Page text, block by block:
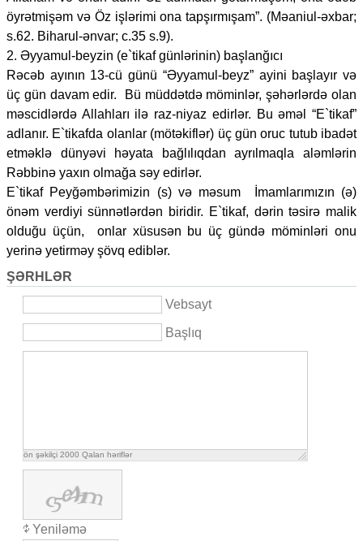
öyrətmişəm və Öz işlərimi ona tapşırmışam”. (Məaniul-əxbar;
s.62. Biharul-ənvar; c.35 s.9).
2. Əyyamul-beyzin (e`tikaf günlərinin) başlanğıcı
Rəcəb ayının 13-cü günü “Əyyamul-beyz” ayini başlayır və
üç gün davam edir. Bü müddətdə möminlər, şəhərlərdə olan
məscidlərdə Allahları ilə raz-niyaz edirlər. Bu əməl “E`tikaf”
adlanır. E`tikafda olanlar (mötəkiflər) üç gün oruc tutub ibadət
etməklə dünyəvi həyata bağlılıqdan ayrılmaqla aləmlərin
Rəbbinə yaxın olmağa səy edirlər.
E`tikaf Peyğəmbərimizin (s) və məsum İmamlarımızın (ə)
önəm verdiyi sünnətlərdən biridir. E`tikaf, dərin təsirə malik
olduğu üçün, onlar xüsusən bu üç gündə möminləri onu
yerinə yetirməy şövq ediblər.
ŞƏRHLƏR
Vebsayt
Başlıq
ön şəkilçi 2000 Qalan həriflər
Yeniləmə